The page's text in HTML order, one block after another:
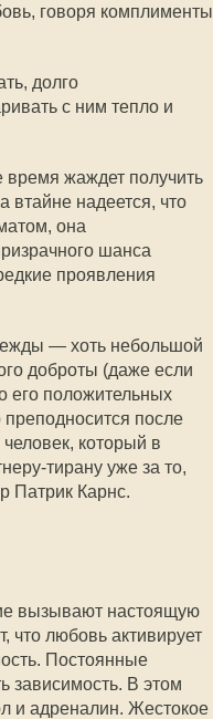
говоря комплименты
долго
с ним тепло и
время жаждет получить
втайне надеется, что
она
шанса
проявления
— хоть небольшой
доброты (даже если
его положительных
после
который в
тирану уже за то,
Патрик Карнс.
вызывают настоящую
что любовь активирует
Постоянные
зависимость. В этом
и адреналин. Жестокое